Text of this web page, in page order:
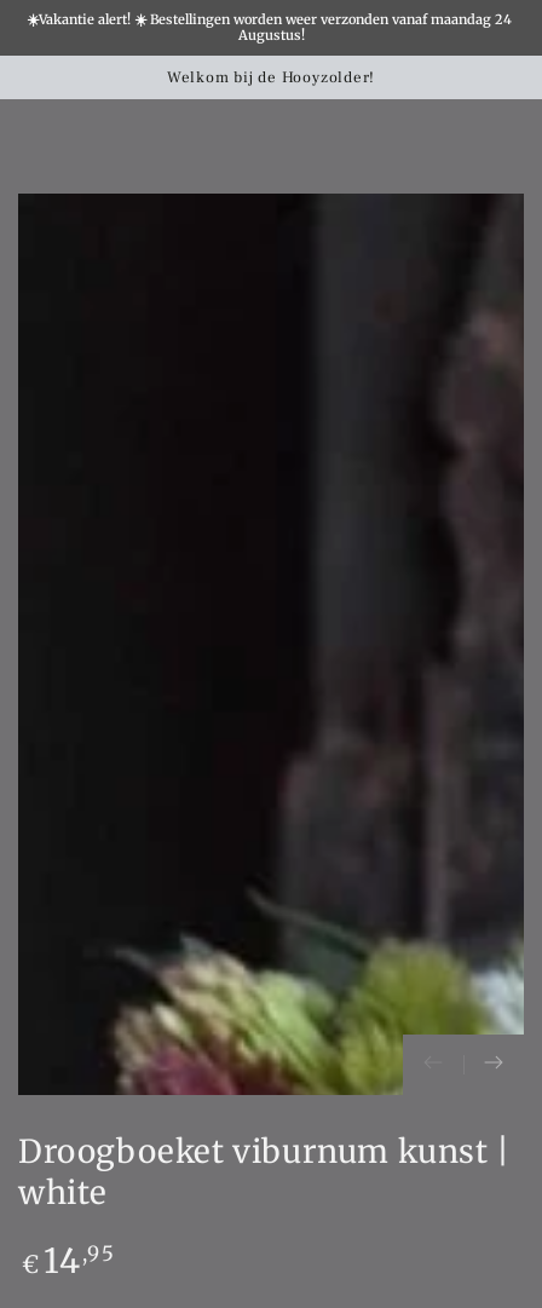
☀️Vakantie alert! ☀️ Bestellingen worden weer verzonden vanaf maandag 24
Augustus!
MISSING:
Landelijke woondecoratie
Droogboeket viburnum kunst |
white
Normale
prijs
€ 14,95